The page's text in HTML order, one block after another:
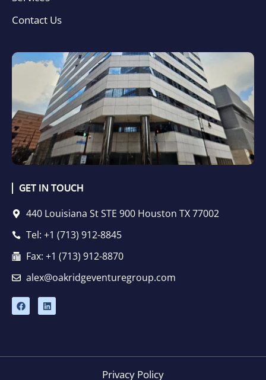
Contact Us
GET IN TOUCH
440 Louisiana St STE 900 Houston TX 77002
Tel: +1 (713) 912-8845
Fax: +1 (713) 912-8870
alex@oakridgeventuregroup.com
F
a
c
o
L
i
n
i
Privacy Policy